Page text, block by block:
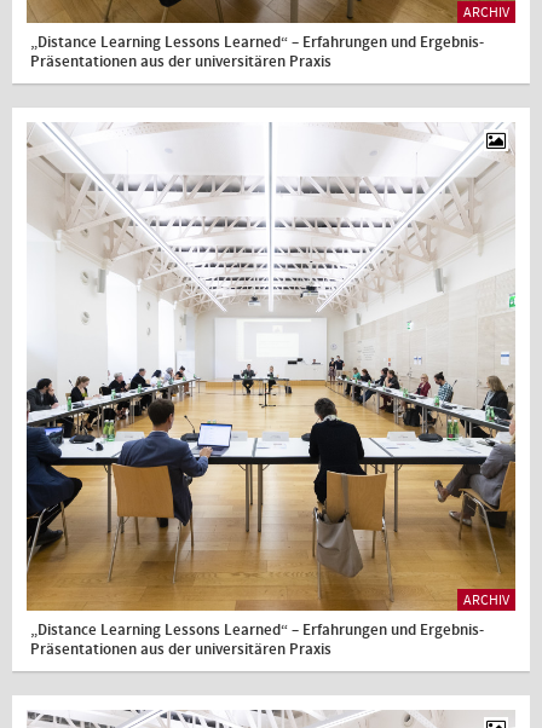
ARCHIV
„Distance Learning Lessons Learned“ – Erfahrungen und Ergebnis-
Präsentationen aus der universitären Praxis
ARCHIV
„Distance Learning Lessons Learned“ – Erfahrungen und Ergebnis-
Präsentationen aus der universitären Praxis